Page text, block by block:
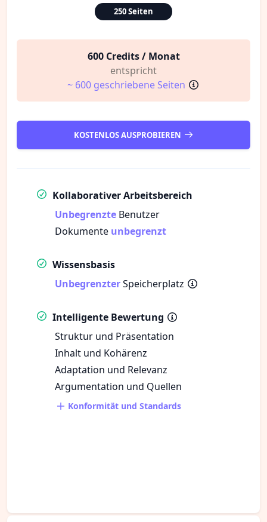
250 Seiten
600 Credits / Monat
entspricht
~ 600 geschriebene Seiten
KOSTENLOS AUSPROBIEREN
Kollaborativer Arbeitsbereich
Unbegrenzte Benutzer
Dokumente unbegrenzt
Wissensbasis
UnbegrenzterSpeicherplatz
Intelligente Bewertung
Struktur und Präsentation
Inhalt und Kohärenz
Adaptation und Relevanz
Argumentation und Quellen
Konformität und Standards